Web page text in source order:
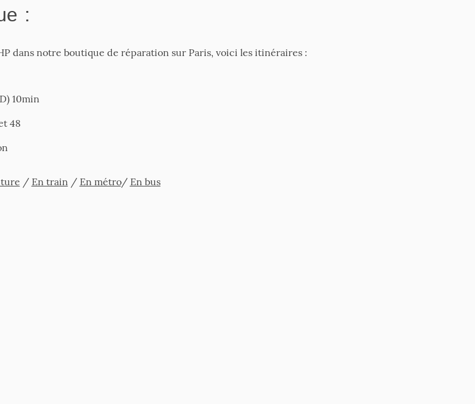
:
dans notre boutique de réparation sur Paris, voici les itinéraires :
10min
48
/ En train/ En métro/ En bus